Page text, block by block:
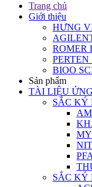
Trang chủ
Giới thiệu
HƯNG
ROMER
BIOO
Sản phẩm
TÀI LIỆU
SẮC KÝ
SẮC KÝ